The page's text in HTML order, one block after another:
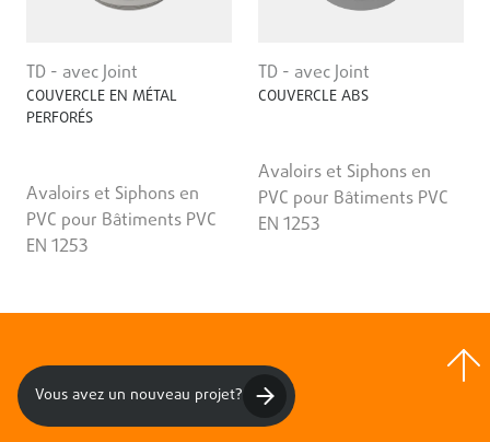
TD - avec Joint
COUVERCLE EN MÉTAL
PERFORÉS
Avaloirs et Siphons en
PVC pour Bâtiments PVC
EN 1253
TD - avec Joint
COUVERCLE ABS
Avaloirs et Siphons en
PVC pour Bâtiments PVC
EN 1253
Vous avez un nouveau projet?